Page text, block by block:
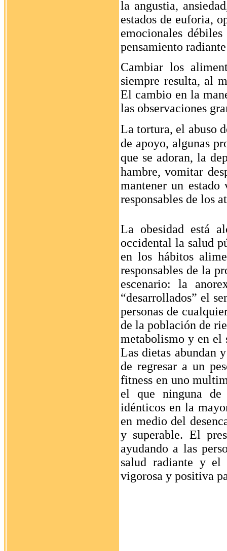
la angustia,
estados de euforia,
emocionales
pensamiento
Cambiar los
siempre resulta, al
El cambio en la
las observaciones
La tortura, el abuso
de apoyo, algunas
que se adoran, la
hambre, vomitar
mantener un
responsables de los
La obesidad está
occidental la salud
en los hábitos
responsables de la
escenario: la
“desarrollados” el
personas de
de la población de
metabolismo y en el
Las dietas abundan
de regresar a un
fitness en uno
el que ninguna de
idénticos en la
en medio del
y superable. El
ayudando a las
salud radiante y el
vigorosa y positiva